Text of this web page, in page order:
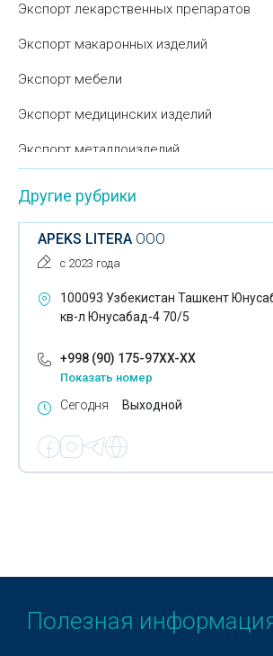
Экспорт лекарственных препаратов
Экспорт макаронных изделий
Экспорт мебели
Экспорт медицинских изделий
Экспорт металлоизделий
Экспорт моющих средств
Экспорт мрамора
Экспорт обуви
Экспорт пищевой продукции
Экспорт пластиковых труб
Экспорт пластмассовых изделий
Экспорт посуды
Другие рубрики
APEKS LITERA ООО
с 2023 года
100093 Узбекистан Ташкент
кв-л Юнусабад-4 70/5
+998 (90) 175-97XX-XX
Показать номер
Сегодня Выходной
Полезная